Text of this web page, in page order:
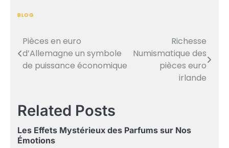
BLOG
Post
navigation
Pièces en euro
d’Allemagne un symbole
de puissance économique
Richesse
Numismatique des
pièces euro
irlande
Related Posts
Les Effets Mystérieux des Parfums sur Nos
Émotions